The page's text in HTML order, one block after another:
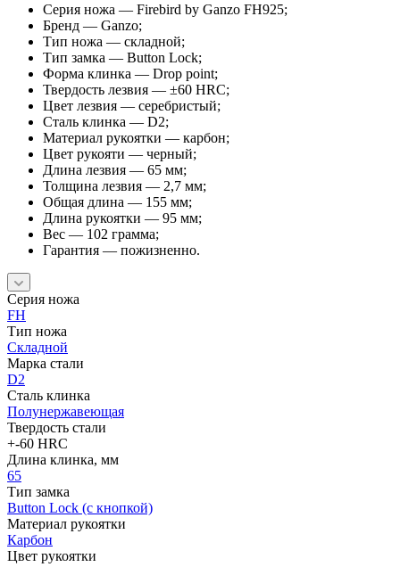
Серия ножа — Firebird by Ganzo FH925;
Бренд — Ganzo;
Тип ножа — складной;
Тип замка — Button Lock;
Форма клинка — Drop point;
Твердость лезвия — ±60 HRC;
Цвет лезвия — серебристый;
Сталь клинка — D2;
Материал рукоятки — карбон;
Цвет рукояти — черный;
Длина лезвия — 65 мм;
Толщина лезвия — 2,7 мм;
Общая длина — 155 мм;
Длина рукоятки — 95 мм;
Вес — 102 грамма;
Гарантия — пожизненно.
Серия ножа
FH
Тип ножа
Складной
Марка стали
D2
Сталь клинка
Полунержавеющая
Твердость стали
+-60 HRC
Длина клинка, мм
65
Тип замка
Button Lock (с кнопкой)
Материал рукоятки
Карбон
Цвет рукоятки